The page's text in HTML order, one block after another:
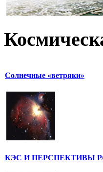
Солнечные «ветряки»
КЭС И ПЕРСПЕКТИВЫ